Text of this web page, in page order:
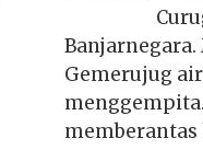
Banjarnegara.
Gemerujug
memberantas